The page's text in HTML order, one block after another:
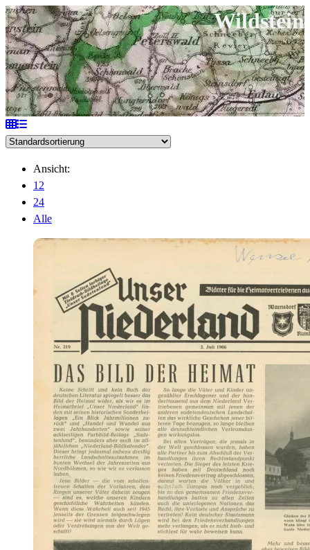
durchsuchen
Wildstein
Ansicht:
12
24
Alle